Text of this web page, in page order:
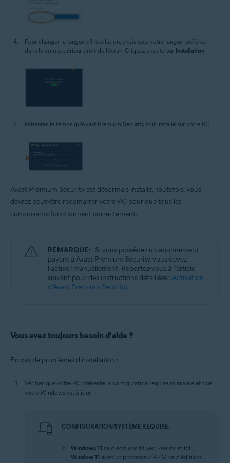
Pour changer la langue d'installation, choisissez votre langue préférée
dans le coin supérieur droit de l'écran. Cliquez ensuite sur Installation
Patientez le temps qu'Avast Premium Security soit installé sur votre PC.
Avast Premium Security est désormais installé. Toutefois, vous
devrez peut-être redémarrer votre PC pour que tous les
composants fonctionnent correctement.
REMARQUE: Si vous possédez un abonnement
payant à Avast Premium Security, vous devez
l'activer manuellement. Reportez-vous à l'article
suivant pour des instructions détaillées : Activation
d'Avast Premium Security.
Vous avez toujours besoin d'aide ?
En cas de problèmes d'installation :
Vérifiez que votre PC présente la configuration requise minimale et que
votre Windows est à jour.
CONFIGURATION SYSTÈME REQUISE:
Windows 11 sauf éditions Mixed Reality et IoT ;
Window 11 avec un processeur ARM sauf éditions